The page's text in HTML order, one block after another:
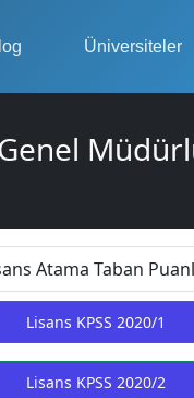
Üniversiteler
Atama Taban
Lisans KPSS 2020/1
Lisans KPSS 2020/2